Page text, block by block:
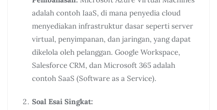
adalah contoh IaaS, di mana penyedia cloud
menyediakan infrastruktur dasar seperti server
virtual, penyimpanan, dan jaringan, yang dapat
dikelola oleh pelanggan. Google Workspace,
Salesforce CRM, dan Microsoft 365 adalah
contoh SaaS (Software as a Service).
Soal Esai Singkat: